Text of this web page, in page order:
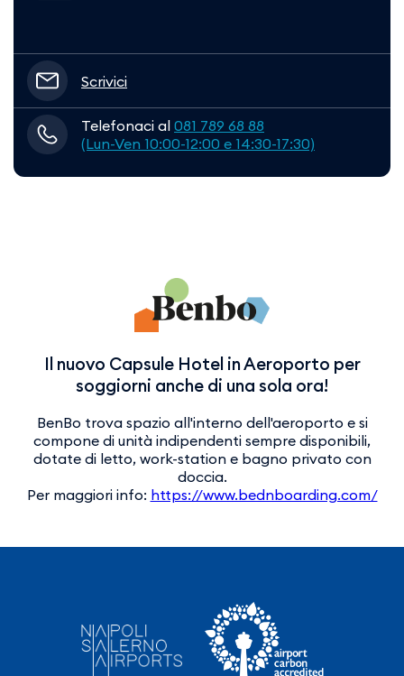
Scrivici
Telefonaci al 081 789 68 88
(Lun-Ven 10:00-12:00 e 14:30-17:30)
Il nuovo Capsule Hotel in Aeroporto per
soggiorni anche di una sola ora!
BenBo trova spazio all'interno dell'aeroporto e si
compone di unità indipendenti sempre disponibili,
dotate di letto, work-station e bagno privato con
doccia.
Per maggiori info: https://www.bednboarding.com/